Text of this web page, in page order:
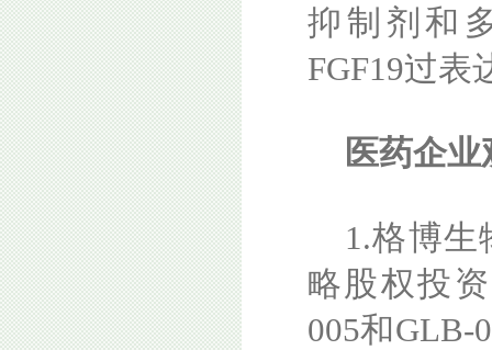
抑制剂和
FGF19过表
医药企业
1.格博生
略股权投
005和GLB-